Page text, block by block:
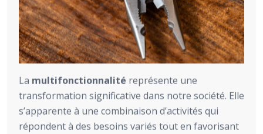
La multifonctionnalité représente une
transformation significative dans notre société. Elle
s’apparente à une combinaison d’activités qui
répondent à des besoins variés tout en favorisant